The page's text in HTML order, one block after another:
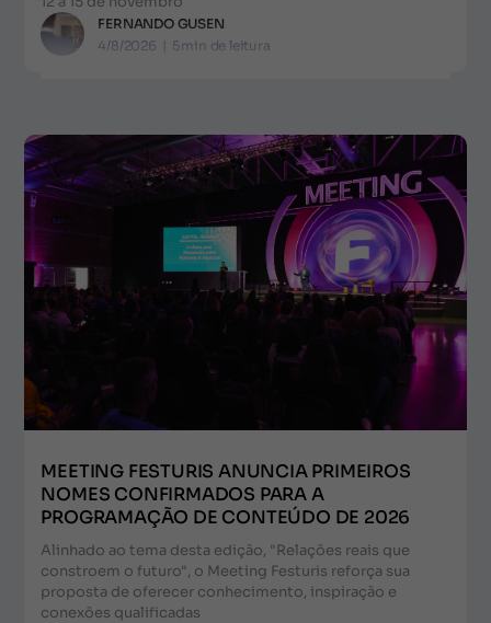
FERNANDO GUSEN
4/8/2026 | 5min de leitura
MEETING FESTURIS ANUNCIA PRIMEIROS
NOMES CONFIRMADOS PARA A
PROGRAMAÇÃO DE CONTEÚDO DE 2026
Alinhado ao tema desta edição, "Relações reais que
constroem o futuro", o Meeting Festuris reforça sua
proposta de oferecer conhecimento, inspiração e
conexões qualificadas